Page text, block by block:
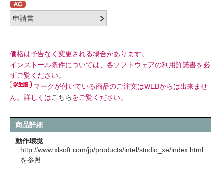
価格は予告なく変更される場合があります。
インストール条件については、各ソフトウェアの利用許諾書を必
ずご覧ください。
マークが付いている商品のご注文はWEBからは出来ませ
ん。詳しくはこちらをご覧ください。
商品詳細
動作環境
http://www.xlsoft.com/jp/products/intel/studio_xe/index.html
を参照